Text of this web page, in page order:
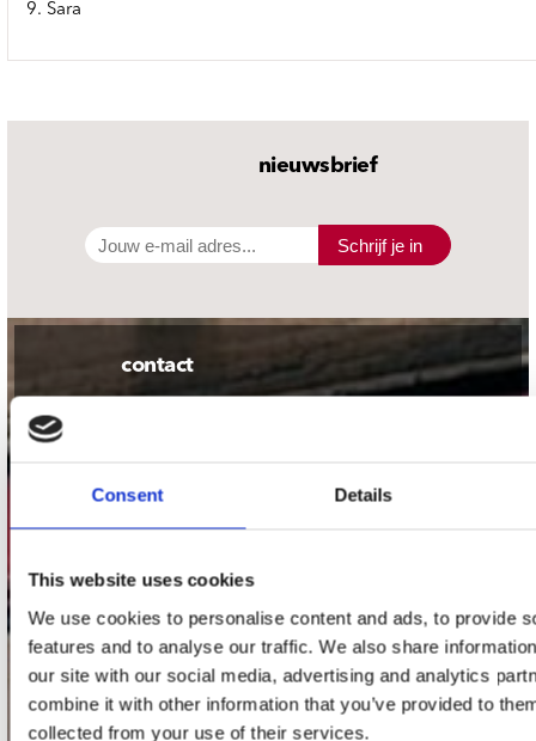
Consent Details
This website uses cookies
We use cookies to personalise content and ads, to provide
features and to analyse our traffic. We also share
our site with our social media, advertising and analytics
combine it with other information that you’ve provided to
collected from your use of their services.
9. Sara
nieuwsbrief
Schrijf je in
contact
Concerto Recordstore
1017 VP Amsterdam
onze winkels